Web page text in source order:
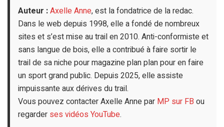
Auteur :Axelle Anne, est la fondatrice de la redac.
Dans le web depuis 1998, elle a fondé de nombreux
sites et s’est mise au trail en 2010. Anti-conformiste et
sans langue de bois, elle a contribué à faire sortir le
trail de sa niche pour magazine plan plan pour en faire
un sport grand public. Depuis 2025, elle assiste
impuissante aux dérives du trail.
Vous pouvez contacter Axelle Anne par MP sur FB ou
regarder ses vidéos YouTube.